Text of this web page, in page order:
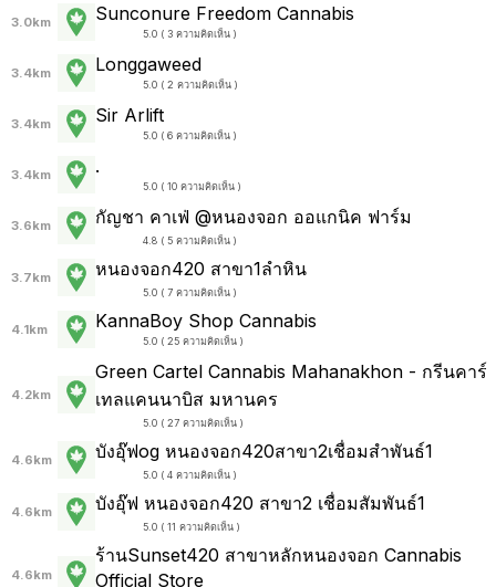
3.0km Sunconure Freedom Cannabis
5.0 ( 3 ความคิดเห็น )
3.4km Longgaweed
5.0 ( 2 ความคิดเห็น )
3.4km Sir Arlift
5.0 ( 6 ความคิดเห็น )
3.4km .
5.0 ( 10 ความคิดเห็น )
3.6km กัญชา คาเฟ่ @หนองจอก ออแกนิค ฟาร์ม
4.8 ( 5 ความคิดเห็น )
3.7km หนองจอก420 สาขา1ลำหิน
5.0 ( 7 ความคิดเห็น )
4.1km KannaBoy Shop Cannabis
5.0 ( 25 ความคิดเห็น )
4.2km
Green Cartel Cannabis Mahanakhon - กรีนคาร์
เทลแคนนาบิส มหานคร
5.0 ( 27 ความคิดเห็น )
4.6km บังอุ๊ฟog หนองจอก420สาขา2เชื่อมสำพันธ์1
5.0 ( 4 ความคิดเห็น )
4.6km บังอุ๊ฟ หนองจอก420 สาขา2 เชื่อมสัมพันธ์1
5.0 ( 11 ความคิดเห็น )
4.6km
ร้านSunset420 สาขาหลักหนองจอก Cannabis
Official Store